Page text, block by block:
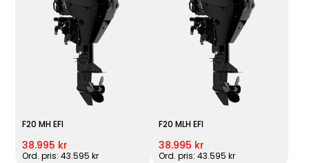
F20 MH EFI
38.995 kr
Ord. pris: 43.595 kr
F20 MLH EFI
38.995 kr
Ord. pris: 43.595 kr